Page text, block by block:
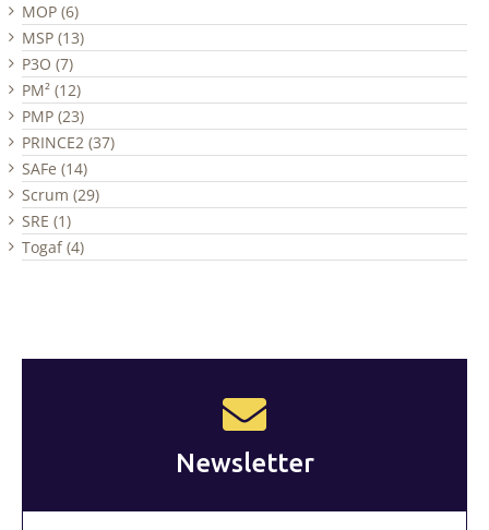
MOP (6)
MSP (13)
P3O (7)
PM² (12)
PMP (23)
PRINCE2 (37)
SAFe (14)
Scrum (29)
SRE (1)
Togaf (4)
Newsletter